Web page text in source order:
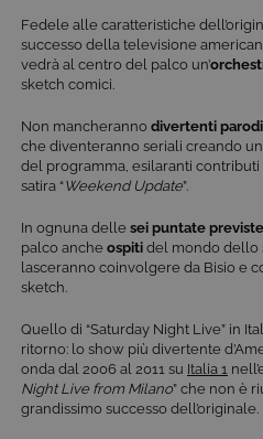
Fedele alle caratteristiche
successo della televisione
vedrà al centro del palco un’
sketch comici.
Non mancheranno divertenti
che diventeranno seriali creando
del programma, esilaranti contributi
satira “Weekend Update”.
In ognuna delle sei puntate previste
palco anche ospiti del mondo dello
lasceranno coinvolgere da Bisio e
sketch.
Quello di “Saturday Night Live” in
ritorno: lo show più divertente
onda dal 2006 al 2011 su Italia 1
Night Live from Milano” che non è
grandissimo successo dell’originale.